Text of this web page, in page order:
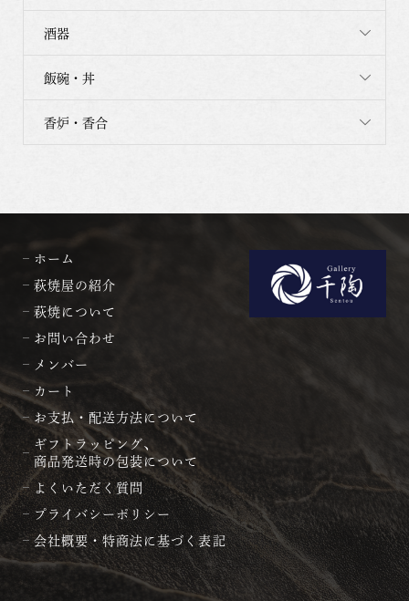
酒器
飯碗・丼
香炉・香合
ホーム
萩焼屋の紹介
萩焼について
お問い合わせ
メンバー
カート
お支払・配送方法について
ギフトラッピング、
商品発送時の包装について
よくいただく質問
プライバシーポリシー
会社概要・特商法に基づく表記